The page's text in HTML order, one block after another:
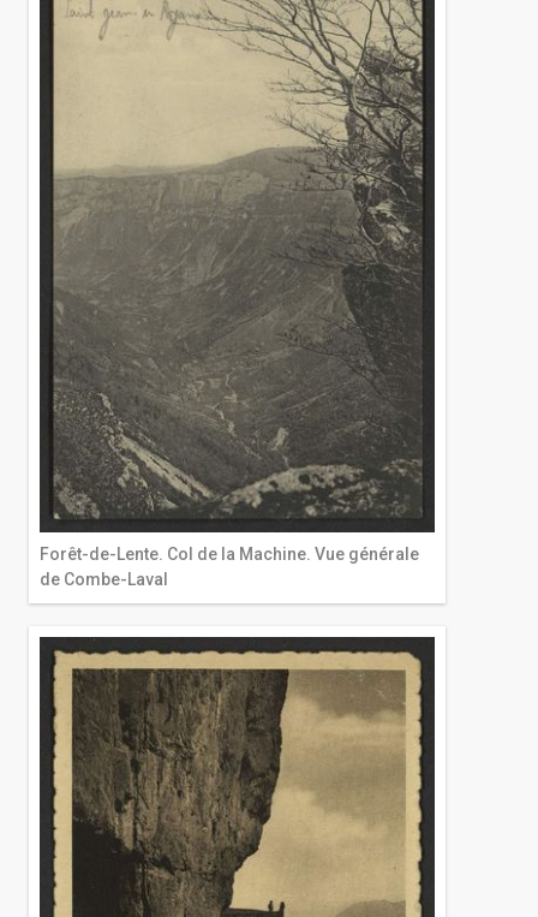
Forêt-de-Lente. Col de la Machine. Vue générale
de Combe-Laval